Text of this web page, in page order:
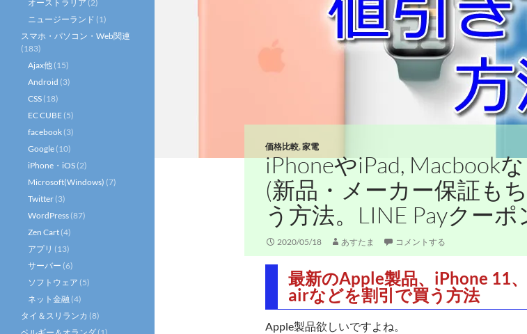
価格比較,家電
iPhoneやiPad, Macbook
(新品・メーカー保証も
う方法。LINE Payクー
2020/05/18 あすたま コメントする
最新のApple製品、iPhone 11
airなどを割引で買う方法
Apple製品欲しいですよね。
オーストラリア (2)
ニュージーランド (1)
スマホ・パソコン・Web関連
(183)
Ajax他 (15)
Android (3)
CSS (18)
EC CUBE (5)
facebook (3)
Google (10)
iPhone・iOS (2)
Microsoft(Windows) (7)
Twitter (3)
WordPress (87)
Zen Cart (4)
アプリ (13)
サーバー (6)
ソフトウェア (5)
ネット金融 (4)
タイ＆スリランカ (8)